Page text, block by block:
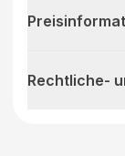
Rechtliche-